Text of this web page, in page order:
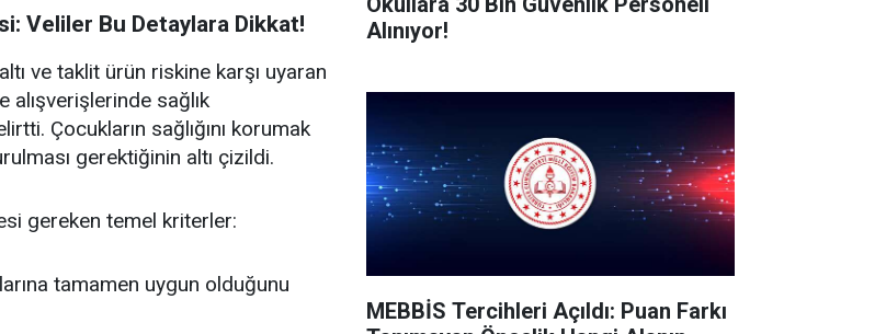
Veliler Bu Detaylara Dikkat!
ve taklit ürün riskine karşı uyaran
alışverişlerinde sağlık
Çocukların sağlığını korumak
gerektiğinin altı çizildi.
gereken temel kriterler:
tamamen uygun olduğunu
Alınıyor!
MEBBİS Tercihleri Açıldı: Puan Farkı